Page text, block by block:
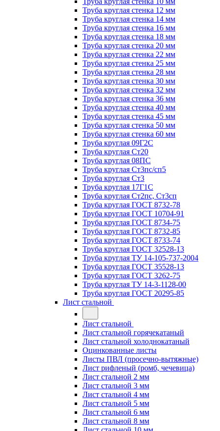
Труба круглая стенка 12 мм
Труба круглая стенка 14 мм
Труба круглая стенка 16 мм
Труба круглая стенка 18 мм
Труба круглая стенка 20 мм
Труба круглая стенка 22 мм
Труба круглая стенка 25 мм
Труба круглая стенка 28 мм
Труба круглая стенка 30 мм
Труба круглая стенка 32 мм
Труба круглая стенка 36 мм
Труба круглая стенка 40 мм
Труба круглая стенка 45 мм
Труба круглая стенка 50 мм
Труба круглая стенка 60 мм
Труба круглая 09Г2С
Труба круглая Ст20
Труба круглая 08ПС
Труба круглая Ст3пс/сп5
Труба круглая Ст3
Труба круглая 17Г1С
Труба круглая Ст2пс, Ст3сп
Труба круглая ГОСТ 8732-78
Труба круглая ГОСТ 10704-91
Труба круглая ГОСТ 8734-75
Труба круглая ГОСТ 8732-85
Труба круглая ГОСТ 8733-74
Труба круглая ГОСТ 32528-13
Труба круглая ТУ 14-105-737-2004
Труба круглая ГОСТ 35528-13
Труба круглая ГОСТ 3262-75
Труба круглая ТУ 14-3-1128-00
Труба круглая ГОСТ 20295-85
Лист стальной
Лист стальной
Лист стальной горячекатаный
Лист стальной холоднокатаный
Оцинкованные листы
Листы ПВЛ (просечно-вытяжные)
Лист рифленый (ромб, чечевица)
Лист стальной 2 мм
Лист стальной 3 мм
Лист стальной 4 мм
Лист стальной 5 мм
Лист стальной 6 мм
Лист стальной 8 мм